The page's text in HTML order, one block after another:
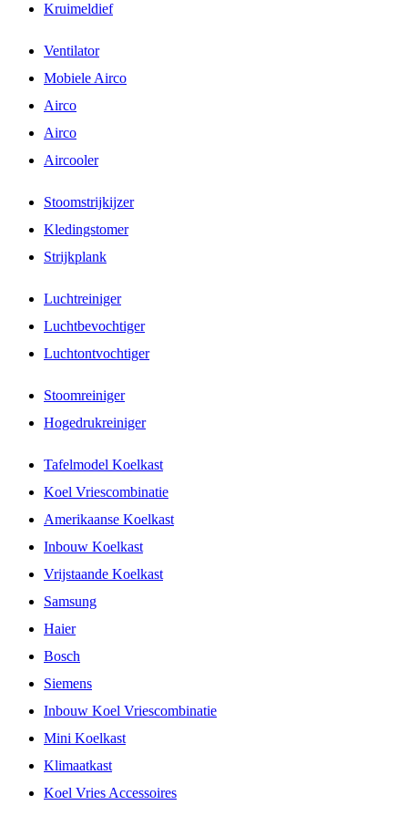
Kruimeldief
Ventilator
Mobiele Airco
Airco
Airco
Aircooler
Stoomstrijkijzer
Kledingstomer
Strijkplank
Luchtreiniger
Luchtbevochtiger
Luchtontvochtiger
Stoomreiniger
Hogedrukreiniger
Tafelmodel Koelkast
Koel Vriescombinatie
Amerikaanse Koelkast
Inbouw Koelkast
Vrijstaande Koelkast
Samsung
Haier
Bosch
Siemens
Inbouw Koel Vriescombinatie
Mini Koelkast
Klimaatkast
Koel Vries Accessoires